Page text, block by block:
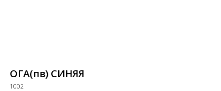
ОГА(пв) СИНЯЯ
1002